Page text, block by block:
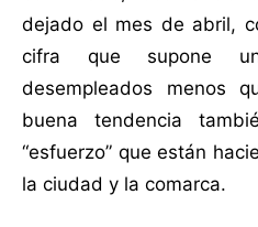
dejado el mes de abril,
cifra que supone
desempleados menos
buena tendencia
“esfuerzo” que están
la ciudad y la comarca.